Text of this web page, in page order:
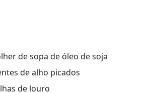
de sopa de óleo de soja
de alho picados
de louro